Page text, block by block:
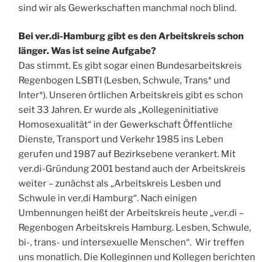
sind wir als Gewerkschaften manchmal noch blind.
Bei ver.di-Hamburg gibt es den Arbeitskreis schon
länger. Was ist seine Aufgabe?
Das stimmt. Es gibt sogar einen Bundesarbeitskreis
Regenbogen LSBTI (Lesben, Schwule, Trans* und
Inter*). Unseren örtlichen Arbeitskreis gibt es schon
seit 33 Jahren. Er wurde als „Kollegeninitiative
Homosexualität“ in der Gewerkschaft Öffentliche
Dienste, Transport und Verkehr 1985 ins Leben
gerufen und 1987 auf Bezirksebene verankert. Mit
ver.di-Gründung 2001 bestand auch der Arbeitskreis
weiter – zunächst als „Arbeitskreis Lesben und
Schwule in ver,di Hamburg“. Nach einigen
Umbennungen heißt der Arbeitskreis heute „ver.di –
Regenbogen Arbeitskreis Hamburg. Lesben, Schwule,
bi-, trans- und intersexuelle Menschen“. Wir treffen
uns monatlich. Die Kolleginnen und Kollegen berichten